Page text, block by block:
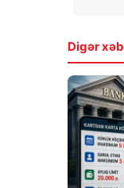
Digər